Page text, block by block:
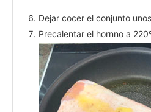
Dejar cocer el conjunto
Precalentar el hornno a